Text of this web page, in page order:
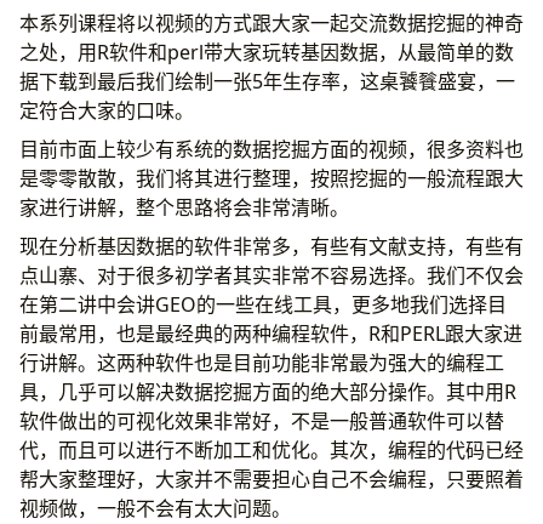
本系列课程将以视频的方式跟大家一起交流数据挖掘的神奇
之处，用R软件和perl带大家玩转基因数据，从最简单的数
据下载到最后我们绘制一张5年生存率，这桌饕餮盛宴，一
定符合大家的口味。
目前市面上较少有系统的数据挖掘方面的视频，很多资料也
是零零散散，我们将其进行整理，按照挖掘的一般流程跟大
家进行讲解，整个思路将会非常清晰。
现在分析基因数据的软件非常多，有些有文献支持，有些有
点山寨、对于很多初学者其实非常不容易选择。我们不仅会
在第二讲中会讲GEO的一些在线工具，更多地我们选择目
前最常用，也是最经典的两种编程软件，R和PERL跟大家进
行讲解。这两种软件也是目前功能非常最为强大的编程工
具，几乎可以解决数据挖掘方面的绝大部分操作。其中用R
软件做出的可视化效果非常好，不是一般普通软件可以替
代，而且可以进行不断加工和优化。其次，编程的代码已经
帮大家整理好，大家并不需要担心自己不会编程，只要照着
视频做，一般不会有太大问题。